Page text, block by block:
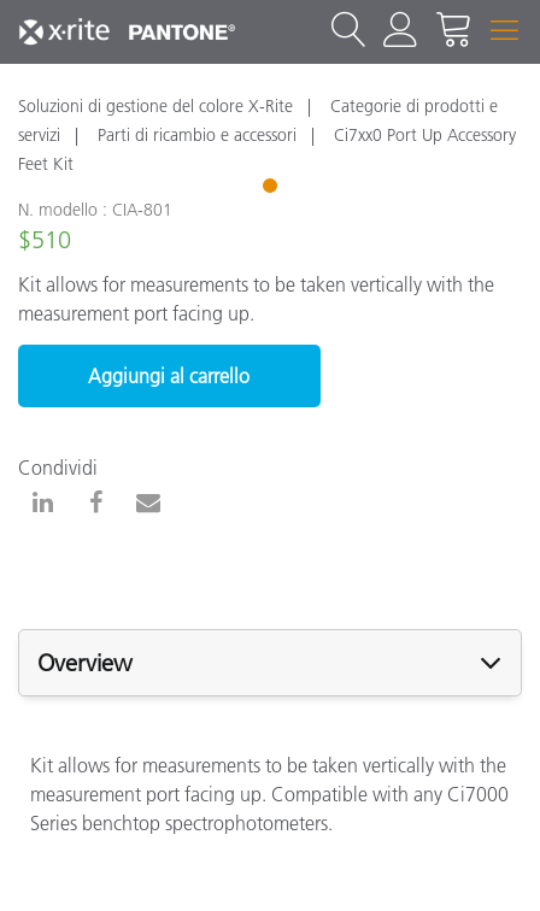
Soluzioni di gestione del colore X-Rite
Categorie di prodotti e
servizi
Parti di ricambio e accessori
Ci7xx0 Port Up Accessory
Feet Kit
1
N. modello : CIA-801
$510
Kit allows for measurements to be taken vertically with the
measurement port facing up.
Aggiungi al carrello
Condividi
Overview
Kit allows for measurements to be taken vertically with the
measurement port facing up. Compatible with any Ci7000
Series benchtop spectrophotometers.